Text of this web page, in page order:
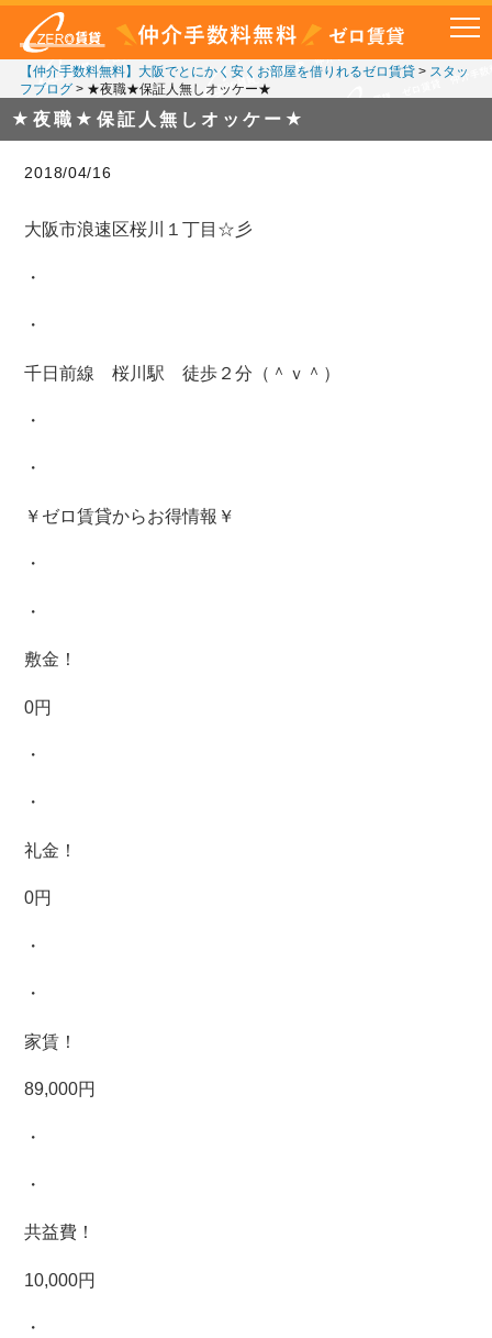
【仲介手数料無料】大阪でとにかく安くお部屋を借りれるゼロ賃貸> スタッ
フブログ> ★夜職★保証人無しオッケー★
★夜職★保証人無しオッケー★
2018/04/16
大阪市浪速区桜川１丁目☆彡
・
・
千日前線 桜川駅 徒歩２分（＾ｖ＾）
・
・
￥ゼロ賃貸からお得情報￥
・
・
敷金！
0円
・
・
礼金！
0円
・
・
家賃！
89,000円
・
・
共益費！
10,000円
・